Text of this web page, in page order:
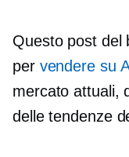
Questo post del
per vendere su
mercato attuali,
delle tendenze